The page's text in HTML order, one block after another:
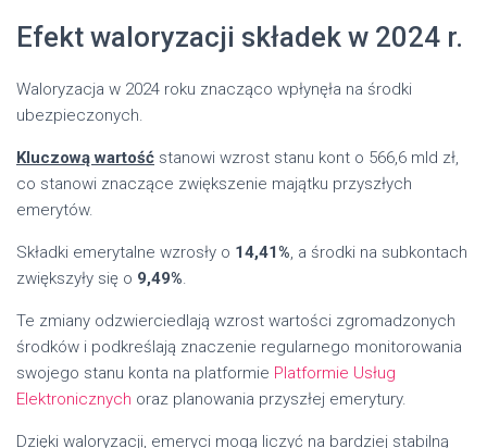
Efekt waloryzacji składek w 2024 r.
Waloryzacja w 2024 roku znacząco wpłynęła na środki
ubezpieczonych.
Kluczową wartość stanowi wzrost stanu kont o 566,6 mld zł,
co stanowi znaczące zwiększenie majątku przyszłych
emerytów.
Składki emerytalne wzrosły o 14,41%, a środki na subkontach
zwiększyły się o 9,49%.
Te zmiany odzwierciedlają wzrost wartości zgromadzonych
środków i podkreślają znaczenie regularnego monitorowania
swojego stanu konta na platformie Platformie Usług
Elektronicznych oraz planowania przyszłej emerytury.
Dzięki waloryzacji, emeryci mogą liczyć na bardziej stabilną